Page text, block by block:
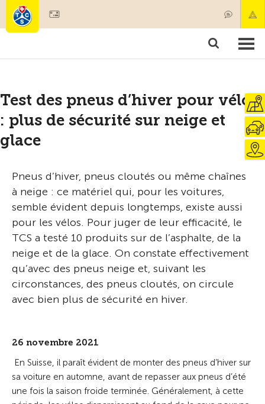
Membres & prestations
Test des pneus d’hiver pour vélos
: plus de sécurité sur neige et
glace
Pneus d’hiver, pneus cloutés ou même chaînes
à neige : ce matériel qui, pour les voitures,
semble évident depuis longtemps, existe aussi
pour les vélos. Pour juger de leur efficacité, le
TCS a testé 10 produits sur de l’asphalte, de la
neige et de la glace. On constate effectivement
qu’avec des pneus neige et, suivant les
circonstances, des pneus cloutés, on circule
avec bien plus de sécurité en hiver.
26 novembre 2021
En Suisse, il paraît évident de monter des pneus d’hiver sur
sa voiture en automne, avant de repasser aux pneus d’été
une fois la saison froide terminée. Généralement, à cette